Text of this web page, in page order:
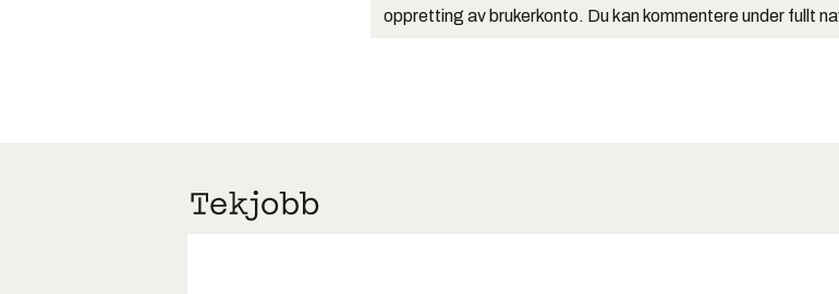
oppretting av brukerkonto. Du kan kommentere under fullt